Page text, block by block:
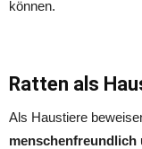
können.
Ratten als
Als Haustiere
menschenfreundlich